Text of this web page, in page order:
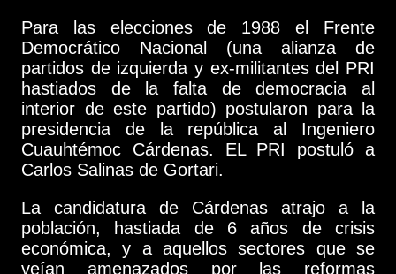
Para las elecciones de 1988 el Frente
Democrático Nacional (una alianza de
partidos de izquierda y ex-militantes del PRI
hastiados de la falta de democracia al
interior de este partido) postularon para la
presidencia de la república al Ingeniero
Cuauhtémoc Cárdenas. EL PRI postuló a
Carlos Salinas de Gortari.
La candidatura de Cárdenas atrajo a la
población, hastiada de 6 años de crisis
económica, y a aquellos sectores que se
veían amenazados por las reformas